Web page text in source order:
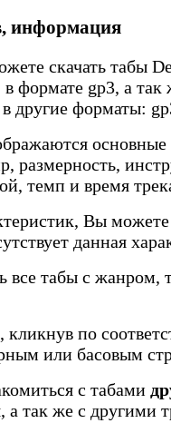
информация
скачать табы
формате gp3, а так
другие форматы:
основные
размерность,
темп и время
Вы
данная
все табы с жанром,
кликнув по
или басовым
с табами
а так же с другими